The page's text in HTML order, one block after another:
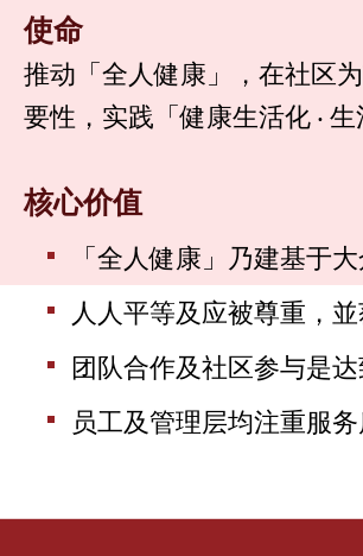
使命
推动「全人健康」，在社区
要性，实践「健康生活化 ‧ 生
核心价值
「全人健康」乃建基于
人人平等及应被尊重，
团队合作及社区参与是
员工及管理层均注重服